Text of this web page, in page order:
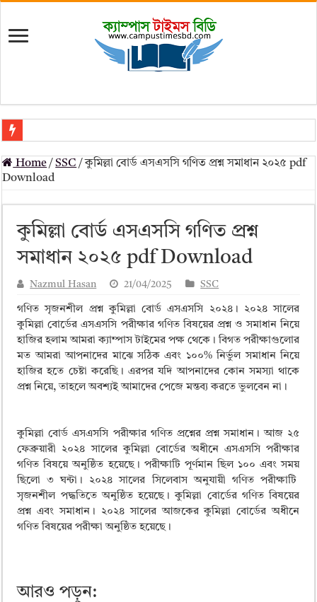
মৎস্য অধিদপ্তর (dof) নিয়োগ বিজ্ঞপ্তি ২০২৬
প্রাথমিক সহকারী শিক্ষক নিয়োগ পরীক্ষার চূড়ান্ত ফলাফল 2026 – Dpe gov bd
Primary Assistant Teacher Result 2026 | dpe.gov.bd result
primary viva result 2026 pdf download – dpe viva result
www dpe gov bd result 2026 pdf
ময়মনসিংহ বোর্ড এইচএসসি রেজাল্ট ২০২৫ – HSC Result 2025 Mymensingh
দিনাজপুর বোর্ড এইচএসসি রেজাল্ট ২০২৫ – HSC Result 2025 Dinajpur Board
সিলেট বোর্ড এইচএসসি রেজাল্ট ২০২৫ – HSC Result 2025 Sylhet Board
Home / SSC / কুমিল্লা বোর্ড এসএসসি গণিত প্রশ্ন সমাধান ২০২৫ pdf
Download
কুমিল্লা বোর্ড এসএসসি গণিত প্রশ্ন
সমাধান ২০২৫ pdf Download
Nazmul Hasan 21/04/2025 SSC
গণিত সৃজনশীল প্রশ্ন কুমিল্লা বোর্ড এসএসসি ২০২৪। ২০২৪ সালের
কুমিল্লা বোর্ডের এসএসসি পরীক্ষার গণিত বিষয়ের প্রশ্ন ও সমাধান নিয়ে
হাজির হলাম আমরা ক্যাম্পাস টাইমের পক্ষ থেকে। বিগত পরীক্ষাগুলোর
মত আমরা আপনাদের মাঝে সঠিক এবং ১০০% নির্ভুল সমাধান নিয়ে
হাজির হতে চেষ্টা করেছি। এরপর যদি আপনাদের কোন সমস্যা থাকে
প্রশ্ন নিয়ে, তাহলে অবশ্যই আমাদের পেজে মন্তব্য করতে ভুলবেন না।
কুমিল্লা বোর্ড এসএসসি পরীক্ষার গণিত প্রশ্নের প্রশ্ন সমাধান। আজ ২৫
ফেব্রুয়ারী ২০২৪ সালের কুমিল্লা বোর্ডের অধীনে এসএসসি পরীক্ষার
গণিত বিষয়ে অনুষ্ঠিত হয়েছে। পরীক্ষাটি পূর্ণমান ছিল ১০০ এবং সময়
ছিলো ৩ ঘন্টা। ২০২৪ সালের সিলেবাস অনুযায়ী গণিত পরীক্ষাটি
সৃজনশীল পদ্ধতিতে অনুষ্ঠিত হয়েছে। কুমিল্লা বোর্ডের গণিত বিষয়ের
প্রশ্ন এবং সমাধান। ২০২৪ সালের আজকের কুমিল্লা বোর্ডের অধীনে
গণিত বিষয়ের পরীক্ষা অনুষ্ঠিত হয়েছে।
আরও পড়ুন: